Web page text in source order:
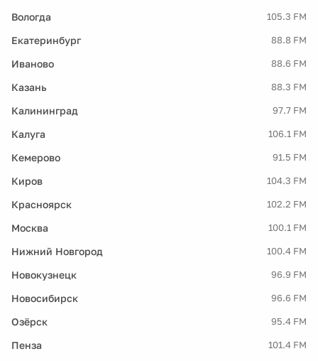
Вологда 105.3 FM
Екатеринбург 88.8 FM
Иваново 88.6 FM
Казань 88.3 FM
Калининград 97.7 FM
Калуга 106.1 FM
Кемерово 91.5 FM
Киров 104.3 FM
Красноярск 102.2 FM
Москва 100.1 FM
Нижний Новгород 100.4 FM
Новокузнецк 96.9 FM
Новосибирск 96.6 FM
Озёрск 95.4 FM
Пенза 101.4 FM